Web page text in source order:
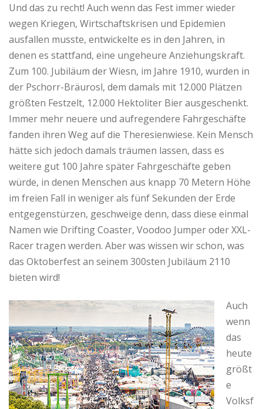
Und das zu recht! Auch wenn das Fest immer wieder
wegen Kriegen, Wirtschaftskrisen und Epidemien
ausfallen musste, entwickelte es in den Jahren, in
denen es stattfand, eine ungeheure Anziehungskraft.
Zum 100. Jubiläum der Wiesn, im Jahre 1910, wurden in
der Pschorr-Bräurosl, dem damals mit 12.000 Plätzen
größten Festzelt, 12.000 Hektoliter Bier ausgeschenkt.
Immer mehr neuere und aufregendere Fahrgeschäfte
fanden ihren Weg auf die Theresienwiese. Kein Mensch
hätte sich jedoch damals träumen lassen, dass es
weitere gut 100 Jahre später Fahrgeschäfte geben
würde, in denen Menschen aus knapp 70 Metern Höhe
im freien Fall in weniger als fünf Sekunden der Erde
entgegenstürzen, geschweige denn, dass diese einmal
Namen wie Drifting Coaster, Voodoo Jumper oder XXL-
Racer tragen werden. Aber was wissen wir schon, was
das Oktoberfest an seinem 300sten Jubiläum 2110
bieten wird!
Auch
wenn
das
heute
größt
e
Volksf